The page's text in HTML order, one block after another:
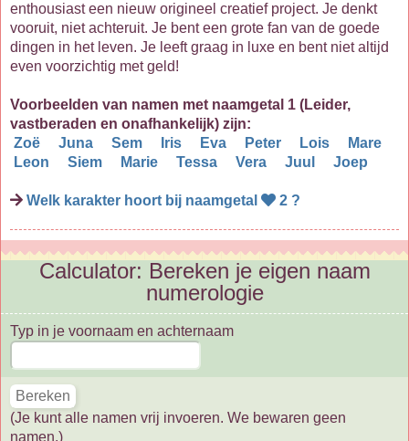
enthousiast een nieuw origineel creatief project. Je denkt
vooruit, niet achteruit. Je bent een grote fan van de goede
dingen in het leven. Je leeft graag in luxe en bent niet altijd
even voorzichtig met geld!
Voorbeelden van namen met naamgetal 1 (Leider,
vastberaden en onafhankelijk) zijn:
Zoë
Juna Sem Iris Eva Peter Lois
Mare
Leon
Siem Marie Tessa Vera Juul Joep
Welk karakter hoort bij naamgetal 2 ?
Calculator: Bereken je eigen naam
numerologie
Typ in je voornaam en achternaam
(Je kunt alle namen vrij invoeren. We bewaren geen
namen.)